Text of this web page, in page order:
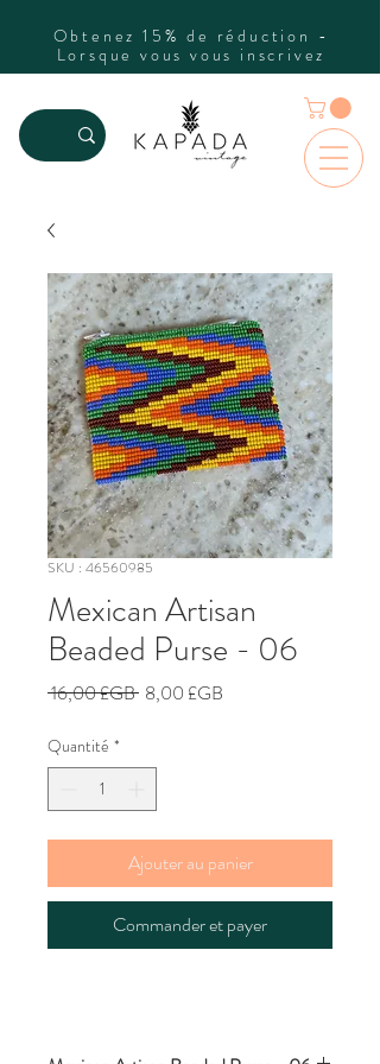
Obtenez 15% de réduction -
Lorsque vous vous inscrivez
SKU : 46560985
Mexican Artisan
Beaded Purse - 06
16,00 £GB Prix
8,00 £GB
Quantité *
Ajouter au panier
Commander et payer